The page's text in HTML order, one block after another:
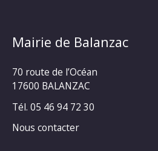
Mairie de Balanzac
70 route de l’Océan
17600 BALANZAC
Tél. 05 46 94 72 30
Nous contacter